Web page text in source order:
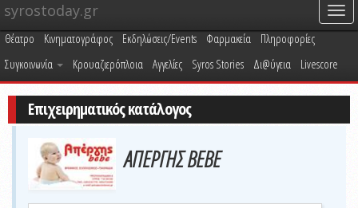
syrostoday.gr
Θέατρο Κινηματογράφος Εκδηλώσεις/Events Φαρμακεία
Πληροφορίες
Συγκοινωνία
Κρουαζιερόπλοια Αγγελίες Syros Stories Δι@ύγεια Livescore
Επιχειρηματικός κατάλογος
ΑΠΕΡΓΗΣ ΒΕΒΕ